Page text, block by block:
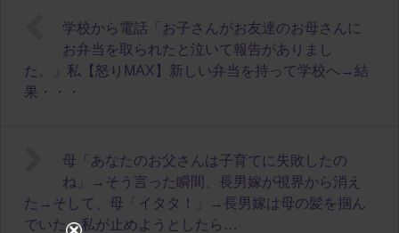
学校から電話「お子さんがお友達のお母さんに
お弁当を取られたと泣いて報告がありまし
た。」私【怒りMAX】新しい弁当を持って学校へ→結
果・・・
母「あなたのお父さんは子育てに失敗したの
ね」→そう言った瞬間、長男嫁が視界から消え
た→そして、母「イタタ！」→長男嫁は母の髪を掴ん
でいた→私が止めようとしたら…